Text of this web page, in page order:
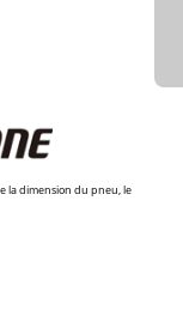
la dimension du pneu, le